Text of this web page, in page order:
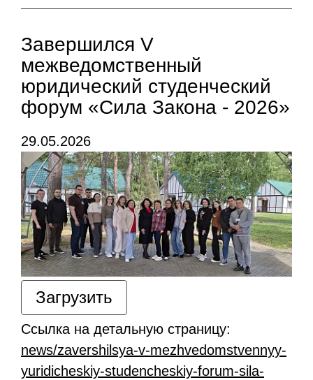
Завершился V
межведомственный
юридический студенческий
форум «Сила Закона - 2026»
29.05.2026
Загрузить
Ссылка на детальную страницу:
news/zavershilsya-v-mezhvedomstvennyy-
yuridicheskiy-studencheskiy-forum-sila-